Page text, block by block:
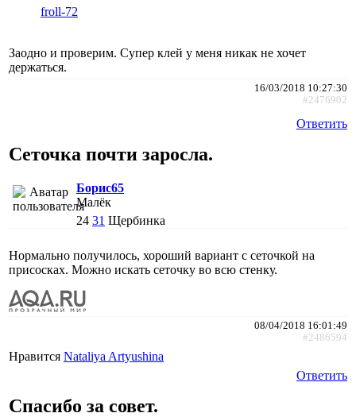
froll-72
Заодно и проверим. Супер клей у меня никак не хочет
держаться.
16/03/2018 10:27:30
#2476902
Ответить
Сеточка почти заросла.
Борис65
Малёк
24 31 Щербинка
Нормально получилось, хороший вариант с сеточкой на
присосках. Можно искать сеточку во всю стенку.
08/04/2018 16:01:49
#2486594
Нравится Nataliya Artyushina
Ответить
Спасибо за совет.